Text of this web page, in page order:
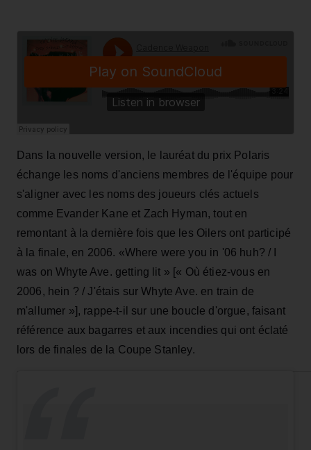
Dans la nouvelle version, le lauréat du prix Polaris
échange les noms d'anciens membres de l'équipe pour
s'aligner avec les noms des joueurs clés actuels
comme Evander Kane et Zach Hyman, tout en
remontant à la dernière fois que les Oilers ont participé
à la finale, en 2006. «Where were you in '06 huh? / I
was on Whyte Ave. getting lit » [« Où étiez-vous en
2006, hein ? / J'étais sur Whyte Ave. en train de
m'allumer »], rappe-t-il sur une boucle d'orgue, faisant
référence aux bagarres et aux incendies qui ont éclaté
lors de finales de la Coupe Stanley.